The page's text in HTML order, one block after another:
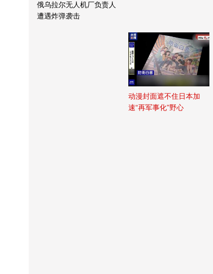
俄乌拉尔无人机厂负责人
遭遇炸弹袭击
动漫封面遮不住日本加
速“再军事化”野心